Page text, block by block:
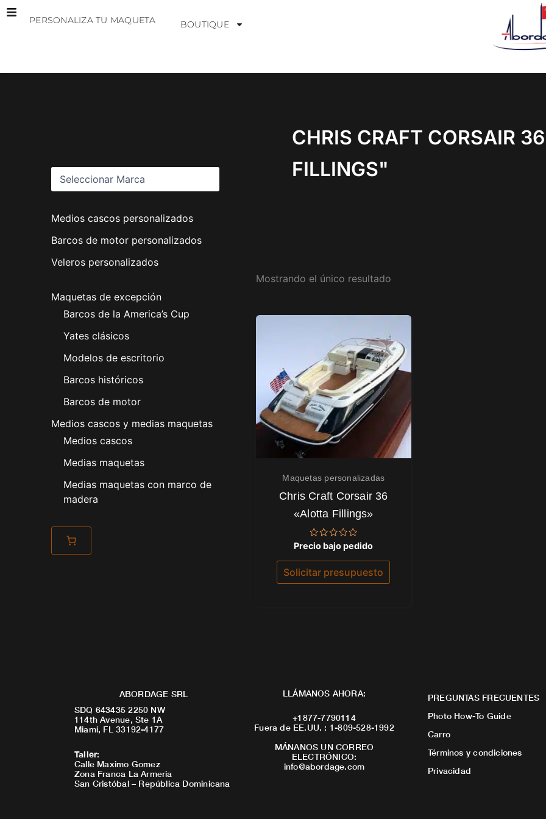
PERSONALIZA TU MAQUETA BOUTIQUE
Medios cascos personalizados
Barcos de motor personalizados
Veleros personalizados
Maquetas de excepción
Barcos de la America’s Cup
Yates clásicos
Modelos de escritorio
Barcos históricos
Barcos de motor
Medios cascos y medias maquetas
Medios cascos
Medias maquetas
Medias maquetas con marco de
madera
CHRIS CRAFT CORSAIR
FILLINGS"
Mostrando el único resultado
Maquetas personalizadas
Chris Craft Corsair 36
«Alotta Fillings»
Valorado
con
0
de
5
Precio bajo pedido
Solicitar presupuesto
ABORDAGE SRL
SDQ 643435 2250 NW
114th Avenue, Ste 1A
Miami, FL 33192-4177
Taller:
Calle Maximo Gomez
Zona Franca La Armeria
San Cristóbal – República Dominicana
LLÁMANOS AHORA:
+1877-7790114
Fuera de EE.UU. : 1-809-528-1992
MÁNANOS UN CORREO
ELECTRÓNICO:
info@abordage.com
PREGUNTAS FRECUENTES
Photo How-To Guide
Carro
Términos y condiciones
Privacidad